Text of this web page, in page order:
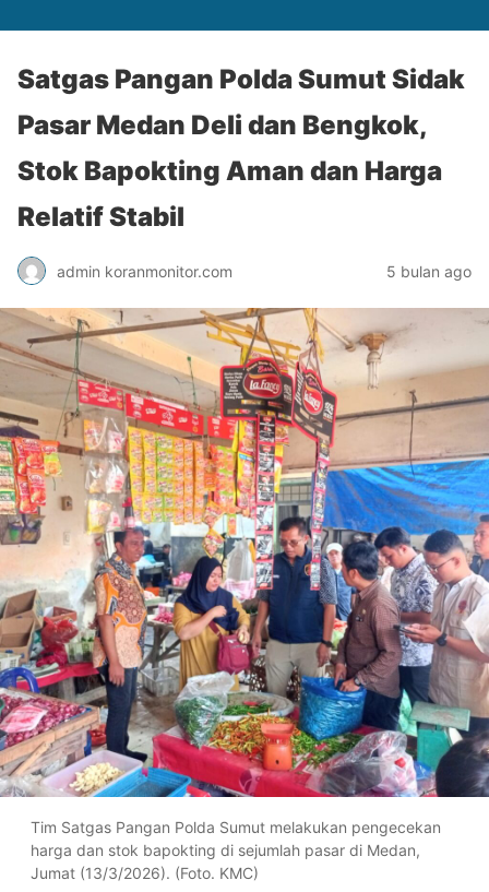
Satgas Pangan Polda Sumut Sidak
Pasar Medan Deli dan Bengkok,
Stok Bapokting Aman dan Harga
Relatif Stabil
admin koranmonitor.com 5 bulan ago
Tim Satgas Pangan Polda Sumut melakukan pengecekan
harga dan stok bapokting di sejumlah pasar di Medan,
Jumat (13/3/2026). (Foto. KMC)